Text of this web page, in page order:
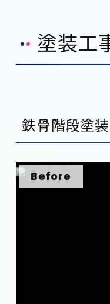
塗装工
鉄骨階段塗装
Before